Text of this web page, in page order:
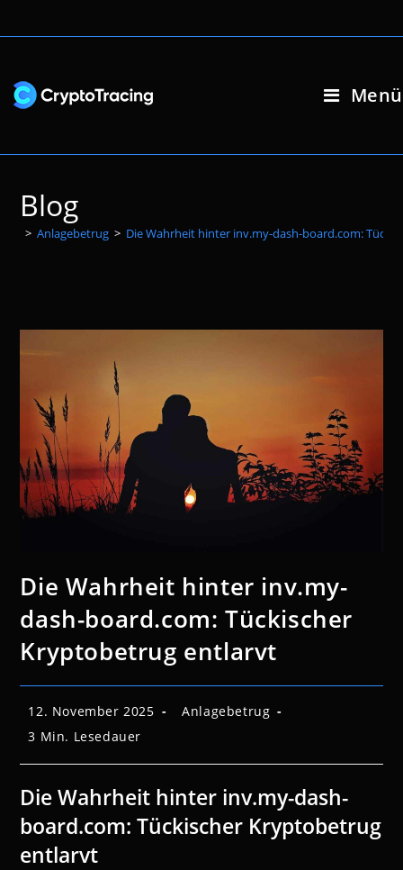
Inhalt
Menü
Blog
> Anlagebetrug > Die Wahrheit hinter inv.my-dash-board.com:
Die Wahrheit hinter inv.my-
dash-board.com: Tückischer
Kryptobetrug entlarvt
Beitrag
12. November 2025
Beitrags-
Kategorie:
Anlagebetrug
Lesedauer:
3 Min. Lesedauer
Die Wahrheit hinter inv.my-dash-
board.com: Tückischer Kryptobetrug
entlarvt